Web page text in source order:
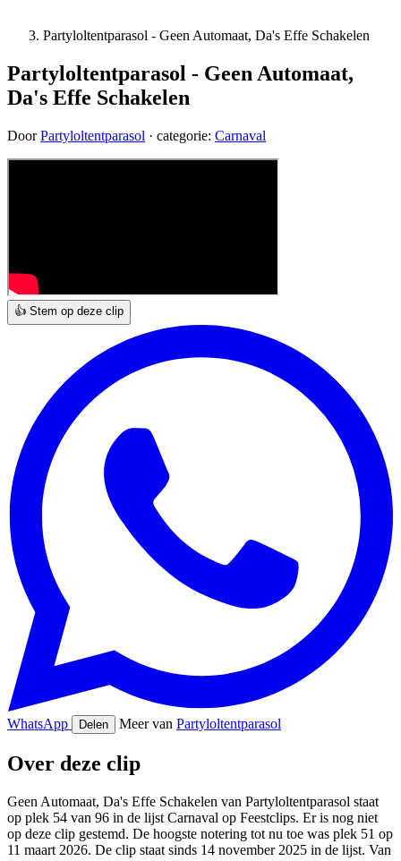
Partyloltentparasol - Geen Automaat, Da's Effe Schakelen
Partyloltentparasol - Geen Automaat,
Da's Effe Schakelen
DoorPartyloltentparasol · categorie: Carnaval
👍 Stem op deze clip
WhatsApp Delen Meer van Partyloltentparasol
Over deze clip
Geen Automaat, Da's Effe Schakelen van Partyloltentparasol staat
op plek 54 van 96 in de lijst Carnaval op Feestclips. Er is nog niet
op deze clip gestemd. De hoogste notering tot nu toe was plek 51 op
11 maart 2026. De clip staat sinds 14 november 2025 in de lijst. Van